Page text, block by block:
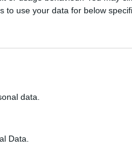
to use your data for below
data.
Data.
elettorale e lo
elezioni
accolto
Sì, perchè
musulmano
sociali, ha